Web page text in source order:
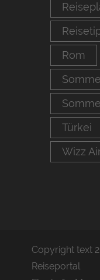
Rom
Türkei
Wizz
Copyright text
Reiseportal